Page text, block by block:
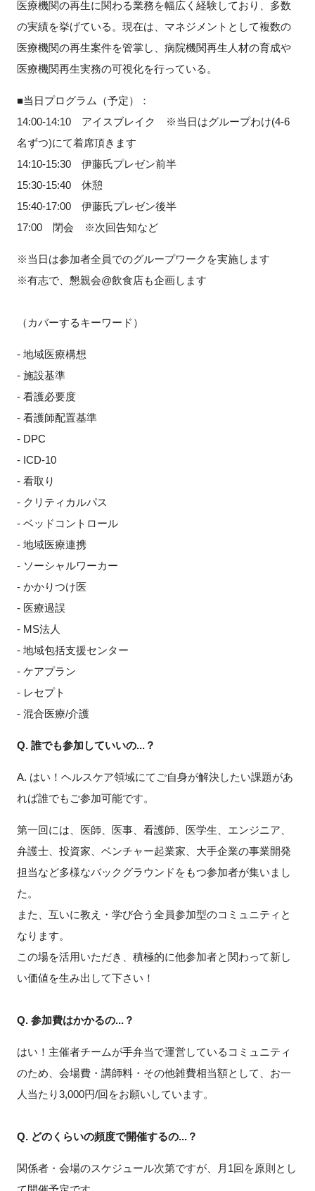
医療機関の再生に関わる業務を幅広く経験しており、多数
の実績を挙げている。現在は、マネジメントとして複数の
医療機関の再生案件を管掌し、病院機関再生人材の育成や
医療機関再生実務の可視化を行っている。
■当日プログラム（予定）：
14:00-14:10 アイスブレイク ※当日はグループわけ(4-6
名ずつ)にて着席頂きます
14:10-15:30 伊藤氏プレゼン前半
15:30-15:40 休憩
15:40-17:00 伊藤氏プレゼン後半
17:00 閉会 ※次回告知など
※当日は参加者全員でのグループワークを実施します
※有志で、懇親会@飲食店も企画します
（カバーするキーワード）
- 地域医療構想
- 施設基準
- 看護必要度
- 看護師配置基準
- DPC
- ICD-10
- 看取り
- クリティカルパス
- ベッドコントロール
- 地域医療連携
- ソーシャルワーカー
- かかりつけ医
- 医療過誤
- MS法人
- 地域包括支援センター
- ケアプラン
- レセプト
- 混合医療/介護
Q. 誰でも参加していいの...？
A. はい！ヘルスケア領域にてご自身が解決したい課題があ
れば誰でもご参加可能です。
第一回には、医師、医事、看護師、医学生、エンジニア、
弁護士、投資家、ベンチャー起業家、大手企業の事業開発
担当など多様なバックグラウンドをもつ参加者が集いまし
た。
また、互いに教え・学び合う全員参加型のコミュニティと
なります。
この場を活用いただき、積極的に他参加者と関わって新し
い価値を生み出して下さい！
Q. 参加費はかかるの...？
はい！主催者チームが手弁当で運営しているコミュニティ
のため、会場費・講師料・その他雑費相当額として、お一
人当たり3,000円/回をお願いしています。
Q. どのくらいの頻度で開催するの...？
関係者・会場のスケジュール次第ですが、月1回を原則とし